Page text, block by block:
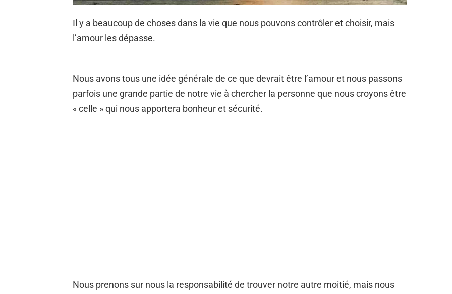
Il y a beaucoup de choses dans la vie que nous pouvons contrôler et choisir, mais
l’amour les dépasse.
Nous avons tous une idée générale de ce que devrait être l’amour et nous passons
parfois une grande partie de notre vie à chercher la personne que nous croyons être
« celle » qui nous apportera bonheur et sécurité.
Nous prenons sur nous la responsabilité de trouver notre autre moitié, mais nous